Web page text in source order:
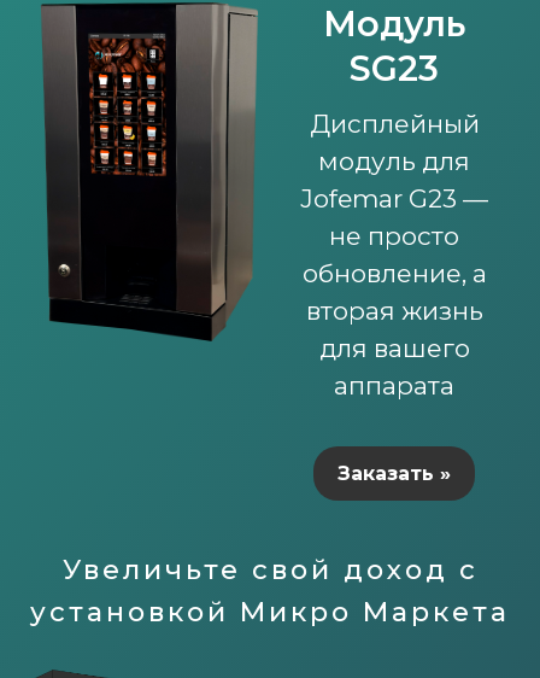
Модуль
SG23
Дисплейный
модуль для
Jofemar G23 —
не просто
обновление, а
вторая жизнь
для вашего
аппарата
Заказать »
Увеличьте свой доход с
установкой Микро Маркета